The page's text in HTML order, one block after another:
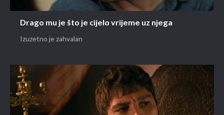
Drago mu je što je cijelo vrijeme uz njega
Izuzetno je zahvalan